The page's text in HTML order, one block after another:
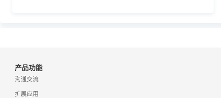
产品功能
沟通交流
扩展应用